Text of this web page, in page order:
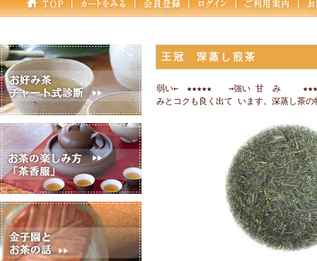
王冠 深蒸し煎茶
弱い← ★★★★★ →強い 甘 み ★★★ 渋
みとコクも良く出て います。深蒸し茶